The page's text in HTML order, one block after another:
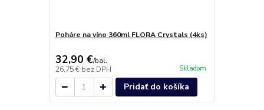
Poháre na víno 360ml FLORA Crystals (4ks)
32,90 €/bal.
26,75 € bez DPH Skladom
Pridať do košíka